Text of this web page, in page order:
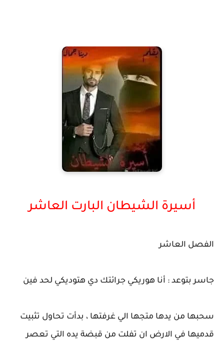
أسيرة الشيطان البارت العاشر
الفصل العاشر
جاسر بتوعد : أنا هوريكي جرائتك دي هتوديكي لحد فين
سحبها من يدها متجها الي غرفتها ، بدأت تحاول تثبيت
قدميها في الارض ان تفلت من قبضة يده التي تعصر